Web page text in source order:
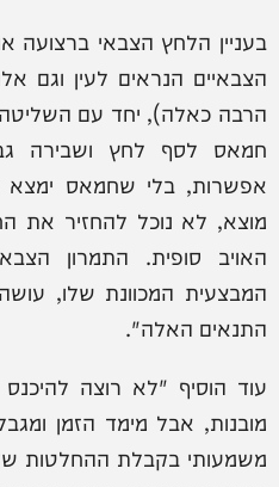
‏בעניין הלחץ הצבאי ברצועה
הצבאיים הנראים לעין וגם
הרבה כאלה), ‏יחד עם השליטה
חמאס לסף לחץ ושבירה
אפשרות, בלי שחמאס ימצא
מוצא, לא נוכל להחזיר את
האויב סופית. התמרון
המבצעית המכוונת שלו,
התנאים האלה".
‏עוד הוסיף "לא רוצה
מובנות, אבל מימד הזמן
משמעותי בקבלת ההחלטות